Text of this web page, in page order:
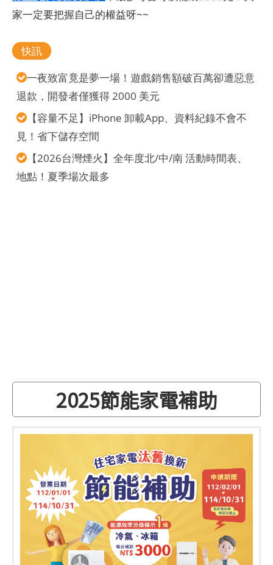
家一定要把握自己的權益呀~~
快訊
一夜致富竟是夢一場！遊戲銷售額破百萬卻遭惡意
退款，開發者僅獲得 2000 美元
【容量不足】iPhone 卸載App、資料紀錄不會不
見！省下儲存空間
【2026台灣煙火】全年度北/中/南 活動時間表、
地點！夏季場次最多
2025節能家電補助